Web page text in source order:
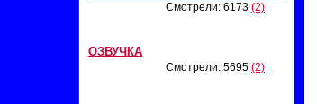
Смотрели: 6173 (2)
ОЗВУЧКА
Смотрели: 5695 (2)